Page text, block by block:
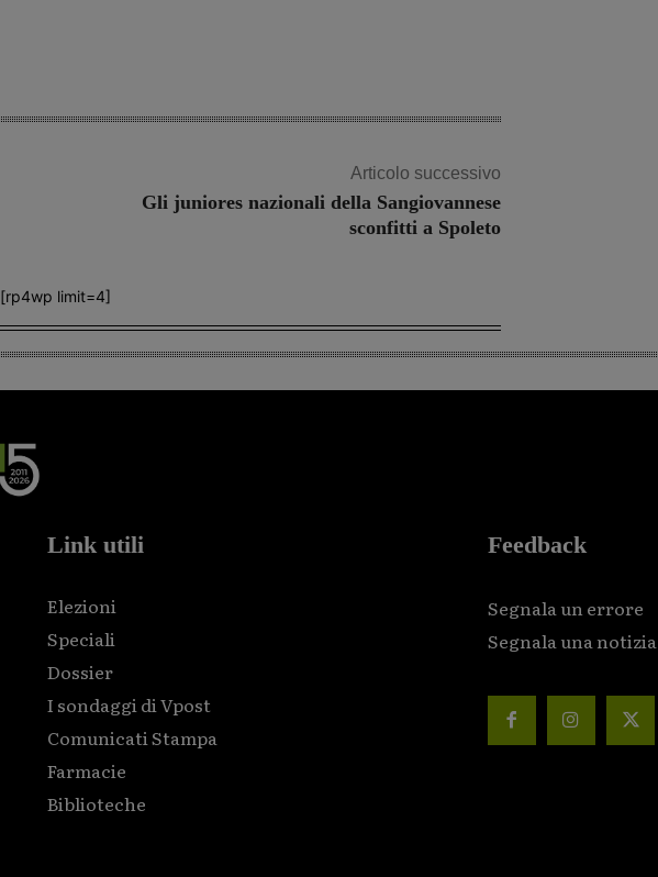
Articolo successivo
Gli juniores nazionali della Sangiovannese
sconfitti a Spoleto
[rp4wp limit=4]
Link utili
Elezioni
Speciali
Dossier
I sondaggi di Vpost
Comunicati Stampa
Farmacie
Biblioteche
Feedback
Segnala un errore
Segnala una notizia